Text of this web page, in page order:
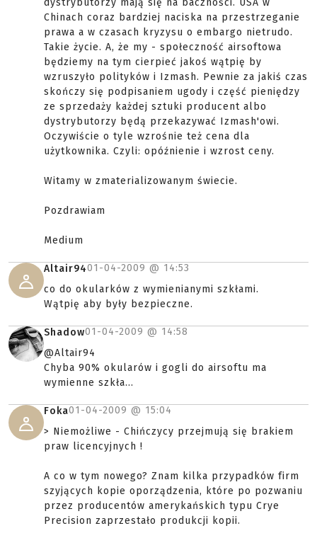
dystrybutorzy mają się na baczności. USA w
Chinach coraz bardziej naciska na przestrzeganie
prawa a w czasach kryzysu o embargo nietrudo.
Takie życie. A, że my - społeczność airsoftowa
będziemy na tym cierpieć jakoś wątpię by
wzruszyło polityków i Izmash. Pewnie za jakiś czas
skończy się podpisaniem ugody i część pieniędzy
ze sprzedaży każdej sztuki producent albo
dystrybutorzy będą przekazywać Izmash'owi.
Oczywiście o tyle wzrośnie też cena dla
użytkownika. Czyli: opóźnienie i wzrost ceny.
Witamy w zmaterializowanym świecie.
Pozdrawiam
Medium
Altair9401-04-2009 @ 14:53
co do okularków z wymienianymi szkłami.
Wątpię aby były bezpieczne.
Shadow01-04-2009 @ 14:58
@Altair94
Chyba 90% okularów i gogli do airsoftu ma
wymienne szkła...
Foka01-04-2009 @ 15:04
> Niemożliwe - Chińczycy przejmują się brakiem
praw licencyjnych !
A co w tym nowego? Znam kilka przypadków firm
szyjących kopie oporządzenia, które po pozwaniu
przez producentów amerykańskich typu Crye
Precision zaprzestało produkcji kopii.